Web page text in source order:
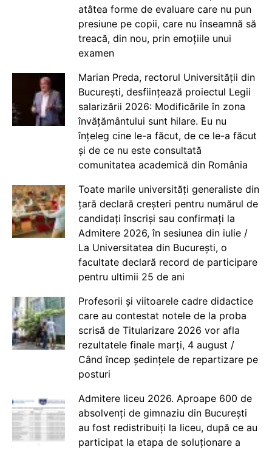
atâtea forme de evaluare care nu pun
presiune pe copii, care nu înseamnă să
treacă, din nou, prin emoțiile unui
examen
Marian Preda, rectorul Universității din
București, desființează proiectul Legii
salarizării 2026: Modificările în zona
învățământului sunt hilare. Eu nu
înțeleg cine le-a făcut, de ce le-a făcut
și de ce nu este consultată
comunitatea academică din România
Toate marile universități generaliste din
țară declară creșteri pentru numărul de
candidați înscriși sau confirmați la
Admitere 2026, în sesiunea din iulie /
La Universitatea din București, o
facultate declară record de participare
pentru ultimii 25 de ani
Profesorii și viitoarele cadre didactice
care au contestat notele de la proba
scrisă de Titularizare 2026 vor afla
rezultatele finale marți, 4 august /
Când încep ședințele de repartizare pe
posturi
Admitere liceu 2026. Aproape 600 de
absolvenți de gimnaziu din București
au fost redistribuiți la liceu, după ce au
participat la etapa de soluționare a